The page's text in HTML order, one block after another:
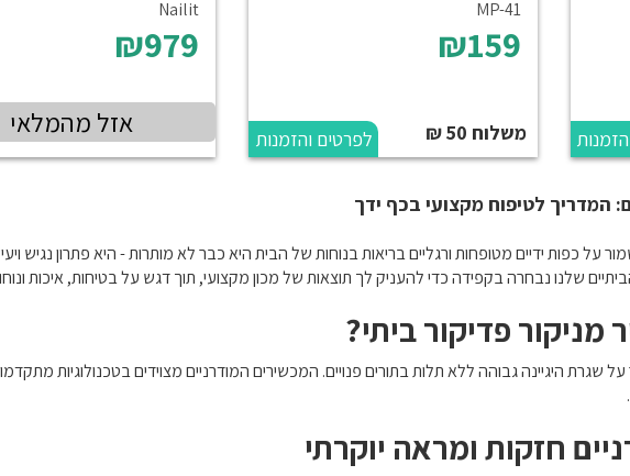
MP-41
₪159
משלוח 50 ₪ לפרטים והזמנות
Nailit
₪979
אזל מהמלאי
המדריך לטיפוח מקצועי בכף ידך
על כפות ידיים מטופחות ורגליים בריאות בנוחות של הבית היא כבר לא מותרות - היא פתרון נגיש
שלנו נבחרה בקפידה כדי להעניק לך תוצאות של מכון מקצועי, תוך דגש על בטיחות, איכות
פדיקור ביתי?
היגיינה גבוהה ללא תלות בתורים פנויים. המכשירים המודרניים מצוידים בטכנולוגיות
חזקות ומראה יוקרתי